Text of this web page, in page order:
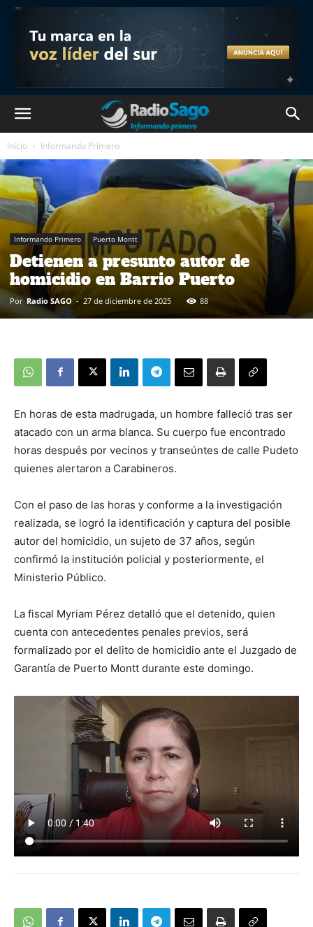
Inicio Informando Primero
Informando Primero Puerto Montt
Detienen a presunto autor de
homicidio en Barrio Puerto
Por Radio SAGO - 27 de diciembre de 2025 88
En horas de esta madrugada, un hombre falleció tras ser
atacado con un arma blanca. Su cuerpo fue encontrado
horas después por vecinos y transeúntes de calle Pudeto
quienes alertaron a Carabineros.
Con el paso de las horas y conforme a la investigación
realizada, se logró la identificación y captura del posible
autor del homicidio, un sujeto de 37 años, según
confirmó la institución policial y posteriormente, el
Ministerio Público.
La fiscal Myriam Pérez detalló que el detenido, quien
cuenta con antecedentes penales previos, será
formalizado por el delito de homicidio ante el Juzgado de
Garantía de Puerto Montt durante este domingo.